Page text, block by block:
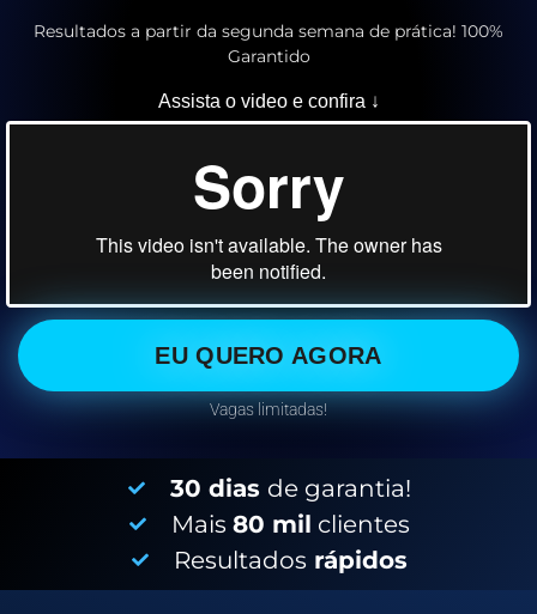
Resultados a partir da segunda semana de prática! 100%
Garantido
Assista o video e confira ↓
EU QUERO AGORA
Vagas limitadas!
30 dias de garantia!
Mais 80 mil clientes
Resultados rápidos